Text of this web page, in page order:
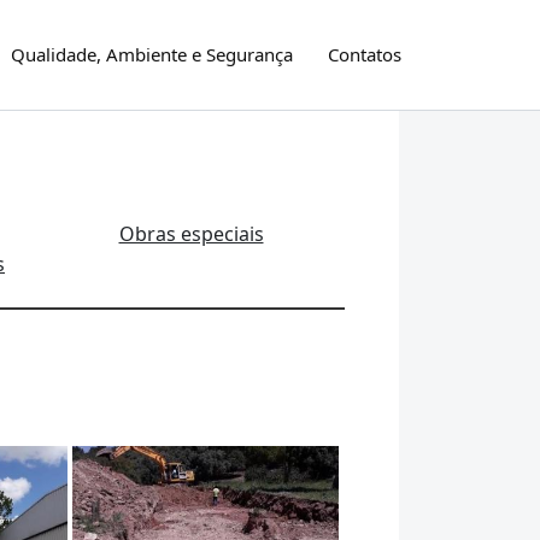
Qualidade, Ambiente e Segurança Contatos
Obras especiais